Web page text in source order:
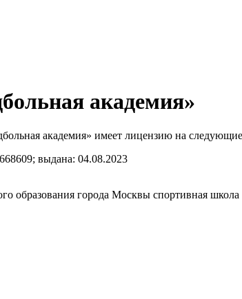
академия»
академия» имеет лицензию на
выдана: 04.08.2023
образования города Москвы спортивная